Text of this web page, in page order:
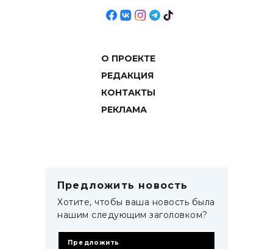
О ПРОЕКТЕ
РЕДАКЦИЯ
КОНТАКТЫ
РЕКЛАМА
Предложить новость
Хотите, чтобы ваша новость была
нашим следующим заголовком?
Предложить